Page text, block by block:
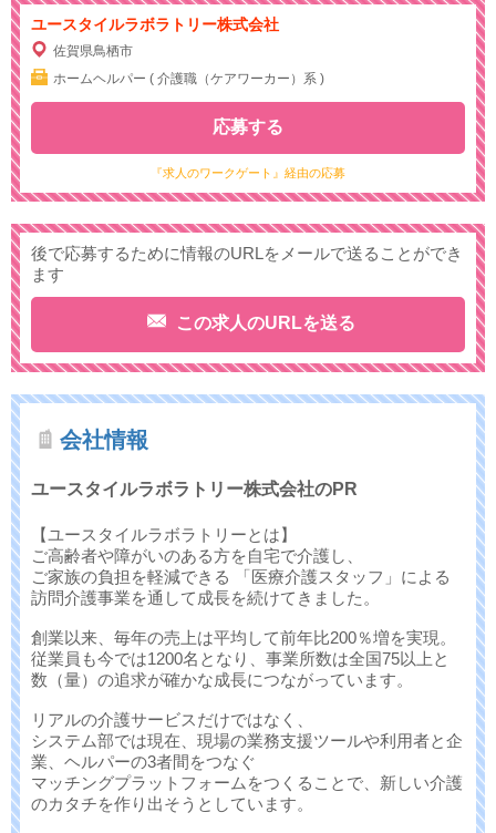
ユースタイルラボラトリー株式会社
佐賀県鳥栖市
ホームヘルパー ( 介護職（ケアワーカー）系 )
『求人のワークゲート』経由の応募
応募する
後で応募するために情報のURLをメールで送ることができ
ます
この求人のURLを送る
会社情報
ユースタイルラボラトリー株式会社のPR
【ユースタイルラボラトリーとは】
ご高齢者や障がいのある方を自宅で介護し、
ご家族の負担を軽減できる 「医療介護スタッフ」による
訪問介護事業を通して成長を続けてきました。
創業以来、毎年の売上は平均して前年比200％増を実現。
従業員も今では1200名となり、事業所数は全国75以上と
数（量）の追求が確かな成長につながっています。
リアルの介護サービスだけではなく、
システム部では現在、現場の業務支援ツールや利用者と企
業、ヘルパーの3者間をつなぐ
マッチングプラットフォームをつくることで、新しい介護
のカタチを作り出そうとしています。